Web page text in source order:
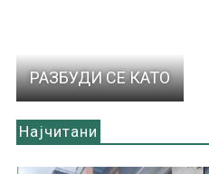
РАЗБУДИ СЕ КАТО
Најчитани